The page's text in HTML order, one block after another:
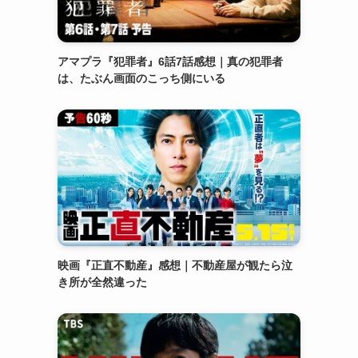
アマプラ『犯罪者』6話7話感想｜真の犯罪者
は、たぶん画面のこっち側にいる
映画『正直不動産』感想｜不動産屋が観たら泣
き所が全然違った